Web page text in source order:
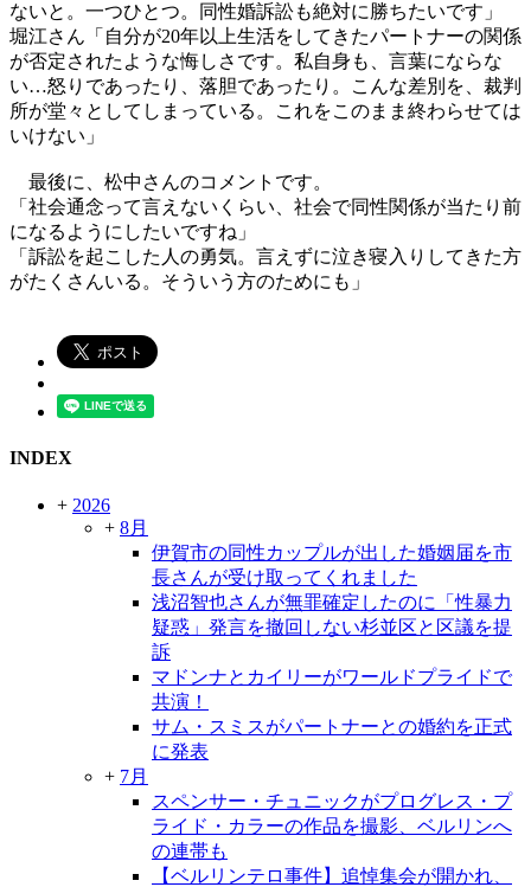
ないと。一つひとつ。同性婚訴訟も絶対に勝ちたいです」
堀江さん「自分が20年以上生活をしてきたパートナーの関係
が否定されたような悔しさです。私自身も、言葉にならな
い…怒りであったり、落胆であったり。こんな差別を、裁判
所が堂々としてしまっている。これをこのまま終わらせては
いけない」
最後に、松中さんのコメントです。
「社会通念って言えないくらい、社会で同性関係が当たり前
になるようにしたいですね」
「訴訟を起こした人の勇気。言えずに泣き寝入りしてきた方
がたくさんいる。そういう方のためにも」
INDEX
+ 2026
+ 8月
伊賀市の同性カップルが出した婚姻届を市
長さんが受け取ってくれました
浅沼智也さんが無罪確定したのに「性暴力
疑惑」発言を撤回しない杉並区と区議を提
訴
マドンナとカイリーがワールドプライドで
共演！
サム・スミスがパートナーとの婚約を正式
に発表
+ 7月
スペンサー・チュニックがプログレス・プ
ライド・カラーの作品を撮影、ベルリンへ
の連帯も
【ベルリンテロ事件】追悼集会が開かれ、